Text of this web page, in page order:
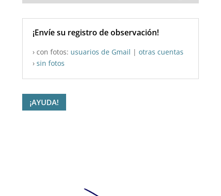
¡Envíe su registro de observación!
› con fotos: usuarios de Gmail | otras cuentas
› sin fotos
¡AYUDA!